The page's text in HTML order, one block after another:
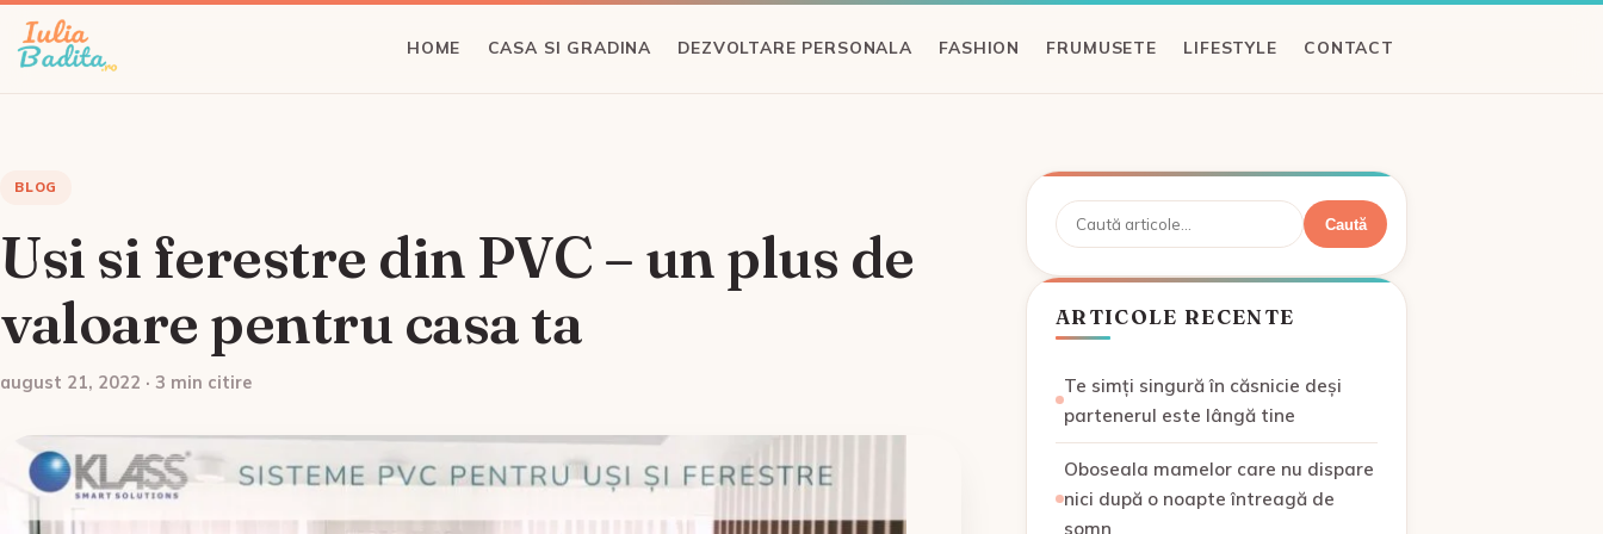
HOME CASA SI GRADINA DEZVOLTARE PERSONALA FASHION FRUMUSETE LIFESTYLE CONTACT
BLOG
Usi si ferestre din PVC – un plus de
valoare pentru casa ta
august 21, 2022 · 3 min citire
Caută Caută
ARTICOLE RECENTE
Te simți singură în căsnicie deși
partenerul este lângă tine
Oboseala mamelor care nu dispare
nici după o noapte întreagă de
somn